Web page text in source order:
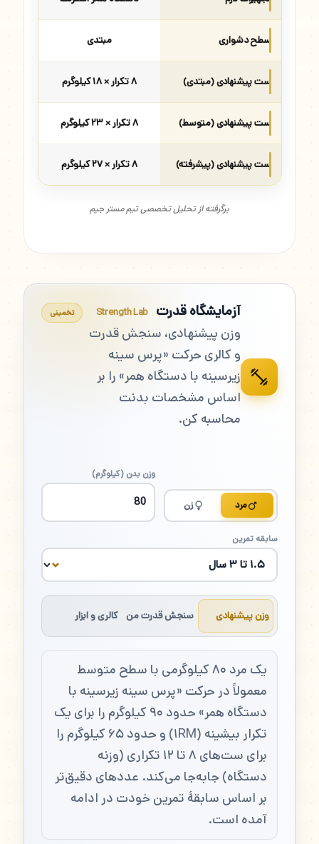
سطح دشواری مبتدی
ست پیشنهادی (مبتدی) ۸ تکرار × ۱۸ کیلوگرم
ست پیشنهادی (متوسط) ۸ تکرار × ۲۳ کیلوگرم
ست پیشنهادی (پیشرفته) ۸ تکرار × ۲۷ کیلوگرم
برگرفته از تحلیل تخصصی تیم مستر جیم
آزمایشگاه قدرت Strength Lab
وزن پیشنهادی، سنجش قدرت
و کالری حرکت «پرس سینه
زیرسینه با دستگاه همر» را بر
اساس مشخصات بدنت
محاسبه کن.
تخمینی
مرد زن
وزن بدن (کیلوگرم)
سابقه تمرین
وزن پیشنهادی سنجش قدرت من کالری و ابزار
یک مرد ۸۰ کیلوگرمی با سطح متوسط
معمولاً در حرکت «پرس سینه زیرسینه با
دستگاه همر» حدود ۹۰ کیلوگرم را برای یک
تکرار بیشینه (۱RM) و حدود ۶۵ کیلوگرم را
برای ست‌های ۸ تا ۱۲ تکراری (وزنه
دستگاه) جابه‌جا می‌کند. عددهای دقیق‌تر
بر اساس سابقهٔ تمرین خودت در ادامه
آمده است.